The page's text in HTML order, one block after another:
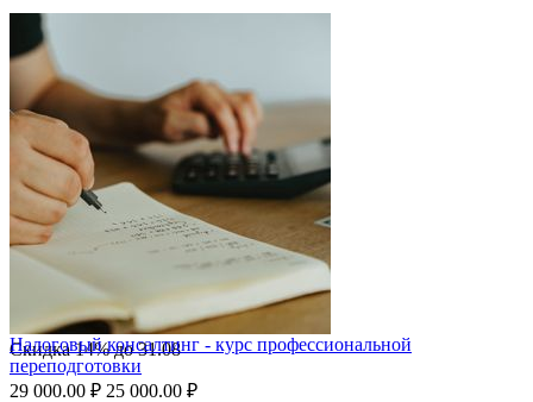
Скидка14%до31.08
Налоговый консалтинг - курс профессиональной
переподготовки
29 000.00 ₽ 25 000.00 ₽